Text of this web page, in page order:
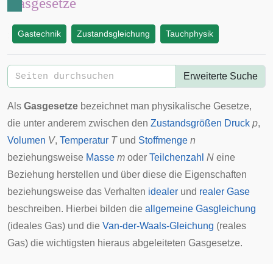
Gastechnik Zustandsgleichung Tauchphysik
Erweiterte Suche
Als Gasgesetze bezeichnet man physikalische Gesetze,
die unter anderem zwischen den Zustandsgrößen Druck p,
Volumen V, Temperatur Tund Stoffmenge n
beziehungsweise Masse m oder Teilchenzahl N eine
Beziehung herstellen und über diese die Eigenschaften
beziehungsweise das Verhalten idealer und realer Gase
beschreiben. Hierbei bilden die allgemeine Gasgleichung
(ideales Gas) und die Van-der-Waals-Gleichung (reales
Gas) die wichtigsten hieraus abgeleiteten Gasgesetze.